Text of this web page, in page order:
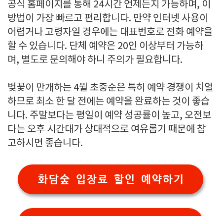
공식 홈페이지를 통해 24시간 언제든지 가능하며, 이
방법이 가장 빠르고 편리합니다. 만약 인터넷 사용이
어렵거나 고령자일 경우에는 대표번호로 전화 예약을
할 수 있습니다. 단체 예약은 20인 이상부터 가능하
며, 별도로 문의해야 하니 주의가 필요합니다.
벚꽃이 만개하는 4월 초중순은 특히 예약 경쟁이 치열
하므로 최소 한 달 전에는 예약을 완료하는 것이 좋습
니다. 주말보다는 평일이 예약 성공률이 높고, 오전보
다는 오후 시간대가 상대적으로 여유롭기 때문에 참
고하시면 좋습니다.
화담숲 입장료 할인 예약하기